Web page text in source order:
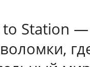
to Station